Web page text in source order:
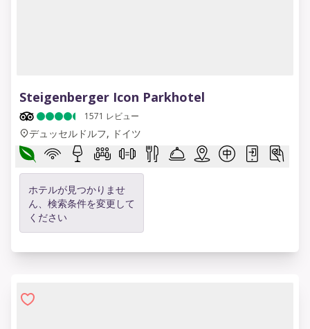
Steigenberger Icon Parkhotel
1571 レビュー
デュッセルドルフ, ドイツ
ホテルが見つかりませ
ん、検索条件を変更して
ください